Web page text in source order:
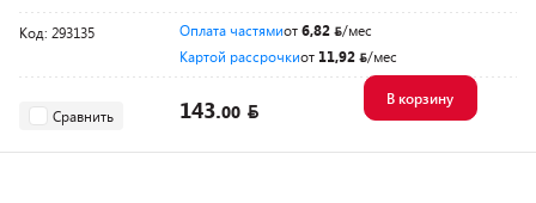
Код: 293135 Оплата частямиот6,82
/мес
Картой рассрочкиот 11,92 /мес
Сравнить 143.00
В корзину